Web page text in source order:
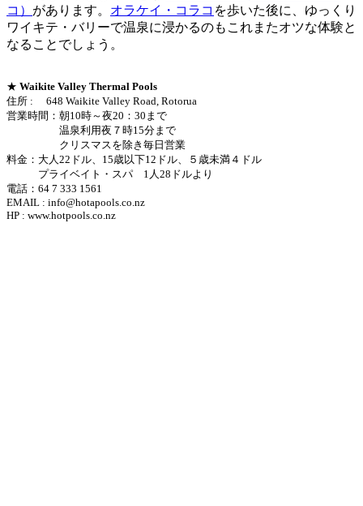
コ） があります。 オラケイ・コラコ を歩いた後に、ゆっくり
ワイキテ・バリーで温泉に浸かるのもこれまたオツな体験と
なることでしょう。
★ Waikite Valley Thermal Pools
住所 : 648 Waikite Valley Road, Rotorua
営業時間：朝10時～夜20：30まで
温泉利用夜７時15分まで
クリスマスを除き毎日営業
料金：大人22ドル、15歳以下12ドル、５歳未満４ドル
プライベイト・スパ 1人28ドルより
電話：64 7 333 1561
EMAIL : info@hotapools.co.nz
HP : www.hotpools.co.nz